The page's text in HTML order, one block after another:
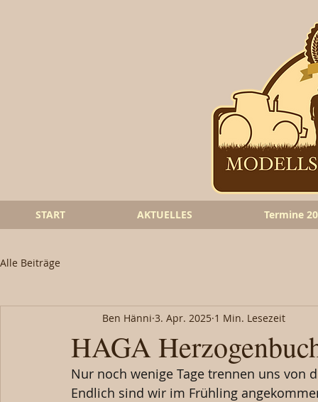
START AKTUELLES Termine
Alle Beiträge
HAGA
Ben Hänni 3. Apr. 2025 1 Min. Lesezeit
Nur noch wenige Tage trennen uns von
Endlich sind wir im Frühling